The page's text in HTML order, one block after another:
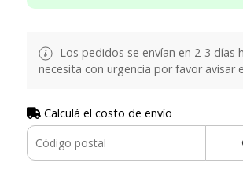
Los pedidos se envían en 2-3 días
necesita con urgencia por favor avisar
Calculá el costo de envío